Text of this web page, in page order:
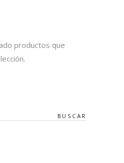
productos que